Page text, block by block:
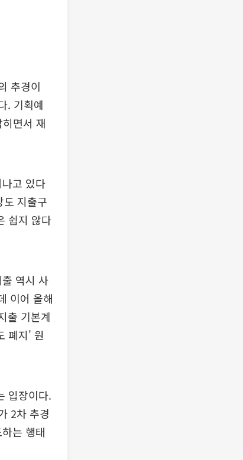
추경이
. 기획예
면서 재
고 있다
지출구
쉽지 않다
역시 사
이어 올해
출 기본계
폐지' 원
입장이다.
2차 추경
는 행태